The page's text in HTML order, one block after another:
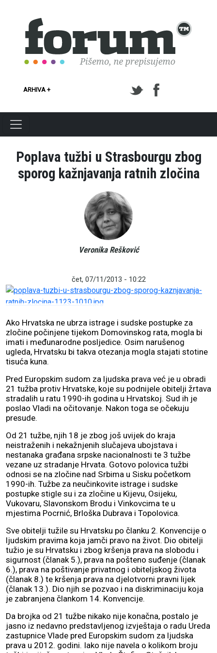
ARHIVA +
Poplava tužbi u Strasbourgu zbog
sporog kažnjavanja ratnih zločina
Veronika Rešković
čet, 07/11/2013 - 10:22
Ako Hrvatska ne ubrza istrage i sudske postupke za
zločine počinjene tijekom Domovinskog rata, mogla bi
imati i međunarodne posljedice. Osim narušenog
ugleda, Hrvatsku bi takva otezanja mogla stajati stotine
tisuća kuna.
Pred Europskim sudom za ljudska prava već je u obradi
21 tužba protiv Hrvatske, koje su podnijele obitelji žrtava
stradalih u ratu 1990-ih godina u Hrvatskoj. Sud ih je
poslao Vladi na očitovanje. Nakon toga se očekuju
presude.
Od 21 tužbe, njih 18 je zbog još uvijek do kraja
neistraženih i nekažnjenih slučajeva ubojstava i
nestanaka građana srpske nacionalnosti te 3 tužbe
vezane uz stradanje Hrvata. Gotovo polovica tužbi
odnosi se na zločine nad Srbima u Sisku početkom
1990-ih. Tužbe za neučinkovite istrage i sudske
postupke stigle su i za zločine u Kijevu, Osijeku,
Vukovaru, Slavonskom Brodu i Vinkovcima te u
mjestima Pocrnić, Brloška Dubrava i Topolovica.
Sve obitelji tužile su Hrvatsku po članku 2. Konvencije o
ljudskim pravima koja jamči pravo na život. Dio obitelji
tužio je su Hrvatsku i zbog kršenja prava na slobodu i
sigurnost (članak 5.), prava na pošteno suđenje (članak
6.), prava na poštivanje privatnog i obiteljskog života
(članak 8.) te kršenja prava na djelotvorni pravni lijek
(članak 13.). Dio njih se pozvao i na diskriminaciju koja
je zabranjena člankom 14. Konvencije.
Da brojka od 21 tužbe nikako nije konačna, postalo je
jasno iz nedavno predstavljenog izvještaja o radu Ureda
zastupnice Vlade pred Europskim sudom za ljudska
prava u 2012. godini. Iako nije navela o kolikom broju